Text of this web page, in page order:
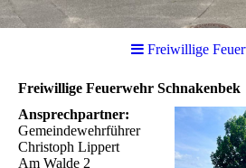
Freiwillige
Freiwillige Feuerwehr Schnakenbek
Ansprechpartner:
Gemeindewehrführer
Christoph Lippert
Am Walde 2